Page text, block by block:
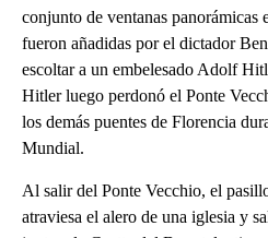
conjunto de ventanas panorámicas
fueron añadidas por el dictador
escoltar a un embelesado Adolf
Hitler luego perdonó el Ponte
los demás puentes de Florencia
Mundial.
Al salir del Ponte Vecchio, el
atraviesa el alero de una iglesia y